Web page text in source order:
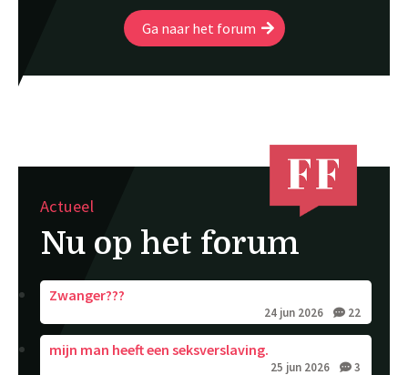
Ga naar het forum
Actueel
Nu op het forum
Zwanger???
24 jun 2026 22
mijn man heeft een seksverslaving.
25 jun 2026 3